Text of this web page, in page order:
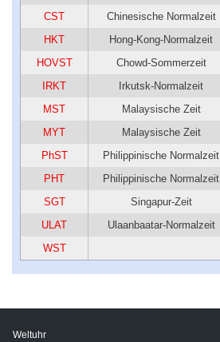
CST
Chinesische Normalzeit
HKT
Hong-Kong-Normalzeit
HOVST
Chowd-Sommerzeit
IRKT
Irkutsk-Normalzeit
MST
Malaysische Zeit
MYT
Malaysische Zeit
PhST
Philippinische Normalzeit
PHT
Philippinische Normalzeit
SGT
Singapur-Zeit
ULAT
Ulaanbaatar-Normalzeit
WST
Weltuhr